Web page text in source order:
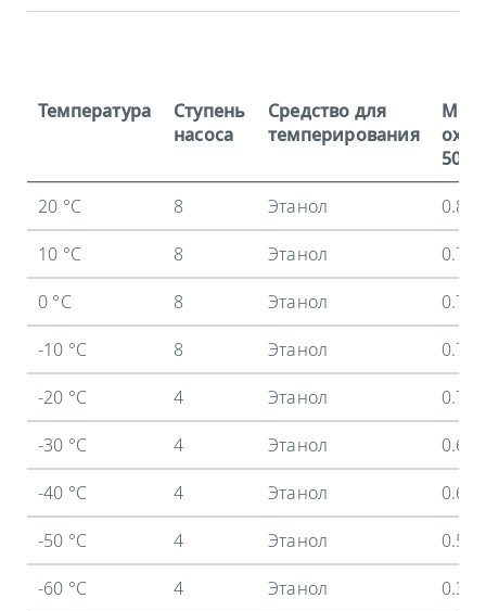
Температура
Ступень
насоса
Средство для
темперирования
50 Гц
20 °C
8 Этанол
0.8
10 °C
8 Этанол
0.77
0 °C
8 Этанол
0.74
-10 °C
8 Этанол
0.72
-20 °C
4 Этанол
0.7
-30 °C
4 Этанол
0.68
-40 °C
4 Этанол
0.64
-50 °C
4 Этанол
0.56
-60 °C
4 Этанол
0.39